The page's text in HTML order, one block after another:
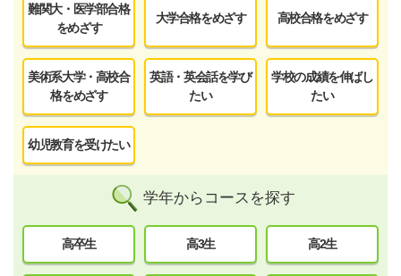
難関大・医学部合格
をめざす
大学合格をめざす 高校合格をめざす
美術系大学・高校合
格をめざす
英語・英会話を学び
たい
学校の成績を伸ばし
たい
幼児教育を受けたい
学年からコースを探す
高卒生 高3生 高2生